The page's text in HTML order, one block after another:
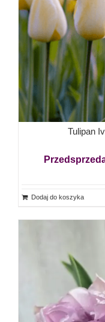
Tulipan
Dodaj do koszyka